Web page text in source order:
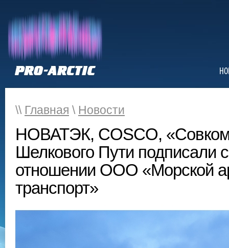
\\ Главная \ Новости
НОВАТЭК, COSCO,
Шелкового Пути подписали
отношении ООО «Морской
транспорт»